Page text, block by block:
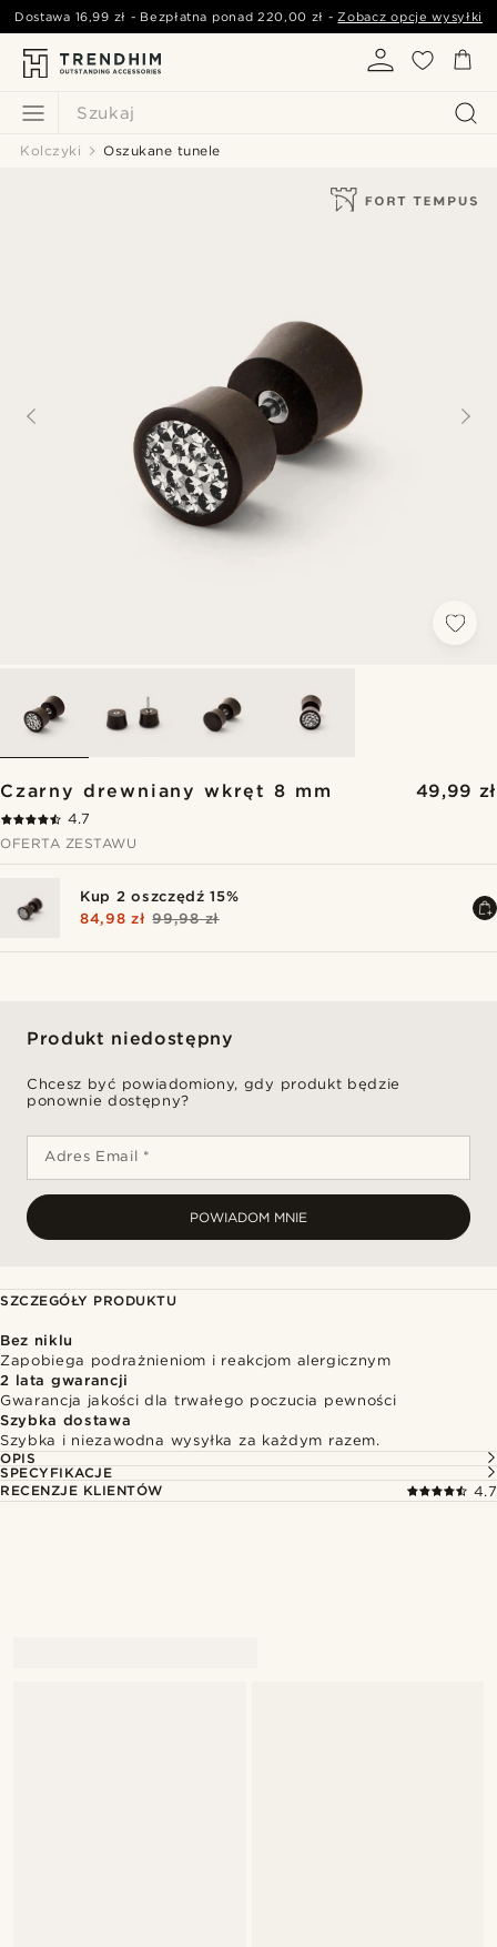
Szukaj
Dostawa 16,99 zł - Bezpłatna ponad220,00 zł -Zobacz opcje wysyłki
Kolczyki Oszukane tunele
Czarny drewniany wkręt 8 mm 49,99 zł
4.7
OFERTA ZESTAWU
Kup 2 oszczędź 15%
84,98 zł 99,98 zł
Produkt niedostępny
Chcesz być powiadomiony, gdy produkt będzie
ponownie dostępny?
Adres Email *
POWIADOM MNIE
SZCZEGÓŁY PRODUKTU
Bez niklu
Zapobiega podrażnieniom i reakcjom alergicznym
2 lata gwarancji
Gwarancja jakości dla trwałego poczucia pewności
Szybka dostawa
Szybka i niezawodna wysyłka za każdym razem.
OPIS
SPECYFIKACJE
RECENZJE KLIENTÓW
4.7